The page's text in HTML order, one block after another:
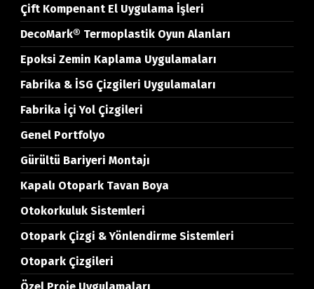
Çift Kompenant El Uygulama İşleri
DecoMark® Termoplastik Oyun Alanları
Epoksi Zemin Kaplama Uygulamaları
Fabrika & İSG Çizgileri Uygulamaları
Fabrika İçi Yol Çizgileri
Genel Portfolyo
Gürültü Bariyeri Montajı
Kapalı Otopark Tavan Boya
Otokorkuluk Sistemleri
Otopark Çizgi & Yönlendirme Sistemleri
Otopark Çizgileri
Özel Proje Uygulamaları